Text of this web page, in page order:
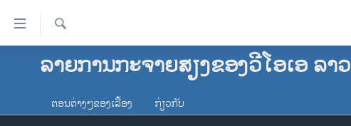
ລິ້ງ
ສຳຫລັບ
ຂ້າມ
ໂຮມເພຈ
ອາເມຣິກາ
ລາຍການກະຈາຍສຽງຂອງວີໂອເອ ລາວ
ຕອນຕ່າງໆຂອງເລື້ອງ ກ່ຽວກັບ